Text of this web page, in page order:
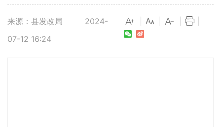
来源：县发改局
2024-
07-12 16:24